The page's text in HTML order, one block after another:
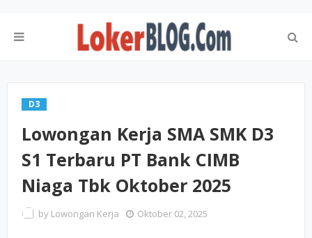
D3
Lowongan Kerja SMA SMK D3
S1 Terbaru PT Bank CIMB
Niaga Tbk Oktober 2025
by Lowongan Kerja Oktober 02, 2025